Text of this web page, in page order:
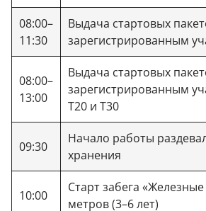
08:00–
11:30
Выдача стартовых
зарегистрированным
08:00–
13:00
Выдача стартовых
зарегистрированным
Т20 и Т30
09:30
Начало работы
хранения
10:00
Старт забега
метров (3–6 лет)